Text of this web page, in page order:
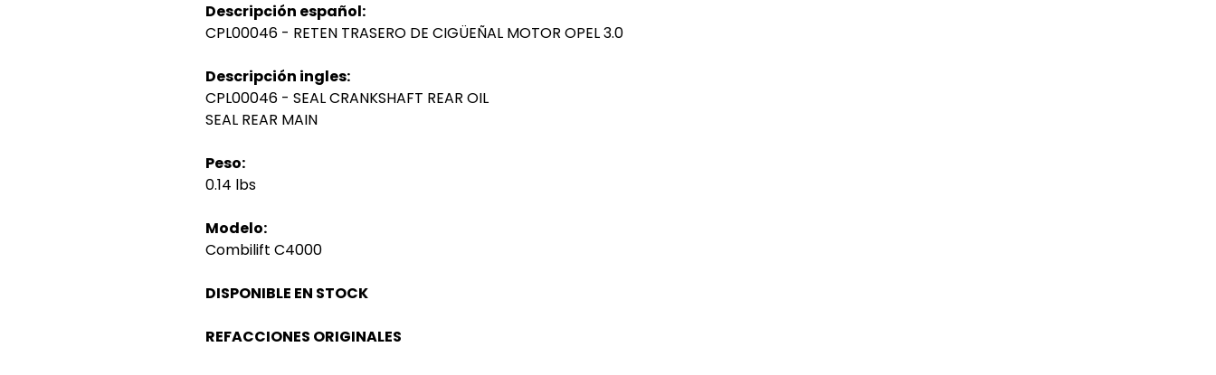
Descripción español:
CPL00046 - RETEN TRASERO DE CIGÜEÑAL MOTOR OPEL 3.0
Descripción ingles:
CPL00046 - SEAL CRANKSHAFT REAR OIL
SEAL REAR MAIN
Peso:
0.14 lbs
Modelo:
Combilift C4000
DISPONIBLE EN STOCK
REFACCIONES ORIGINALES